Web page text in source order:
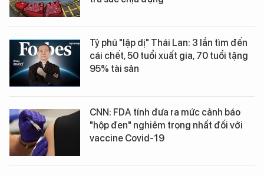
Tỷ phú "lập dị" Thái Lan: 3 lần tìm đến
cái chết, 50 tuổi xuất gia, 70 tuổi tặng
95% tài sản
CNN: FDA tính đưa ra mức cảnh báo
"hộp đen" nghiêm trọng nhất đối với
vaccine Covid-19